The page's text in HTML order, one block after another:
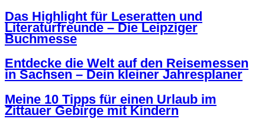
Das Highlight für Leseratten und
Literaturfreunde – Die Leipziger
Buchmesse
Entdecke die Welt auf den Reisemessen
in Sachsen – Dein kleiner Jahresplaner
Meine 10 Tipps für einen Urlaub im
Zittauer Gebirge mit Kindern